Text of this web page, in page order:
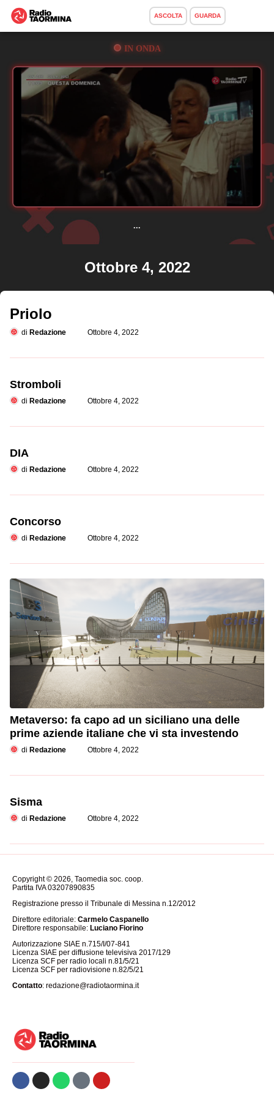
ASCOLTA GUARDA
IN ONDA
...
Ottobre 4, 2022
Priolo
di Redazione Ottobre 4, 2022
Stromboli
di Redazione Ottobre 4, 2022
DIA
di Redazione Ottobre 4, 2022
Concorso
di Redazione Ottobre 4, 2022
Metaverso: fa capo ad un siciliano una delle
prime aziende italiane che vi sta investendo
di Redazione Ottobre 4, 2022
Sisma
di Redazione Ottobre 4, 2022
Copyright © 2026, Taomedia soc. coop.
Partita IVA 03207890835
Registrazione presso il Tribunale di Messina n.12/2012
Direttore editoriale: Carmelo Caspanello
Direttore responsabile: Luciano Fiorino
Autorizzazione SIAE n.715/I/07-841
Licenza SIAE per diffusione televisiva 2017/129
Licenza SCF per radio locali n.81/5/21
Licenza SCF per radiovisione n.82/5/21
Contatto: redazione@radiotaormina.it